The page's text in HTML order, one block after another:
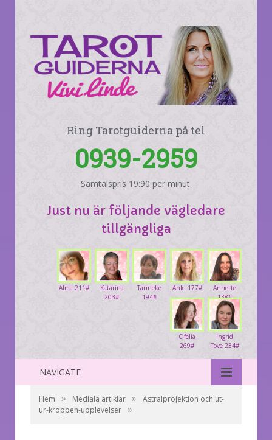
Ring Tarotguiderna på tel
0939-2959
Samtalspris 19:90 per minut.
Just nu är följande vägledare
tillgängliga
Annette
138#
Anki 177#
Tanneke
194#
Katarina
203#
Alma 211#
Ingrid
Tove 234#
Ofelia
269#
NAVIGATE
Hem » Mediala artiklar »
Astralprojektion och ut-
ur-kroppen-upplevelser »